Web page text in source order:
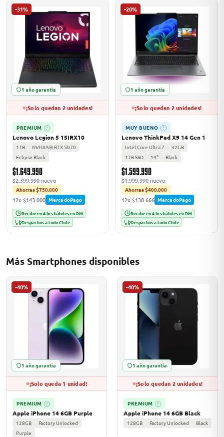
ASUS
ACER
→
→
-31%
1 año garantía
¡Solo quedan 2 unidades!
PREMIUM ?
Lenovo Legion 5 15IRX10
1TB
NVIDIA® RTX 5070
Eclipse Black
$1.649.990
$2.399.990 nuevo
Ahorras $750.000
12x $143.000 MercadoPago
Recibe en 4 hrs hábiles en RM
Despachos a todo Chile
-20%
1 año garantía
¡Solo quedan 2 unidades!
MUY BUENO ?
Lenovo ThinkPad X9 14 Gen 1
Intel Core Ultra 7
32GB
1TB SSD
14" Black
$1.599.990
$1.999.990 nuevo
Ahorras $400.000
12x $138.666 MercadoPago
Recibe en 4 hrs hábiles en RM
Despachos a todo Chile
Más Smartphones disponibles
-40%
1 año garantía
¡Solo queda 1 unidad!
PREMIUM ?
Apple iPhone 14 6GB Purple
128GB
Factory Unlocked
Purple
-40%
1 año garantía
¡Solo quedan 2 unidades!
PREMIUM ?
Apple iPhone 14 6GB Black
128GB Factory Unlocked Black